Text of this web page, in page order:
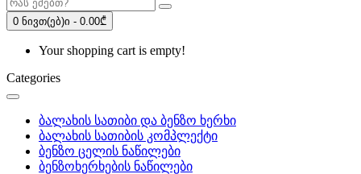
0 ნივთ(ებ)ი - 0.00₾
Your shopping cart is empty!
Categories
ბალახის სათიბი და ბენზო ხერხი
ბალახის სათიბის კომპლექტი
ბენზო ცელის ნაწილები
ბენზოხერხების ნაწილები